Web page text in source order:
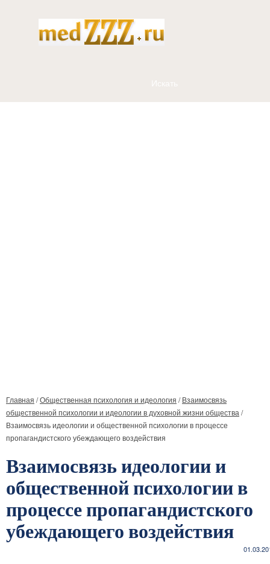
Главная /Общественная психология и идеология /Взаимосвязь
общественной психологии и идеологии в духовной жизни общества /
Взаимосвязь идеологии и общественной психологии в процессе
пропагандистского убеждающего воздействия
Взаимосвязь идеологии и
общественной психологии в
процессе пропагандистского
убеждающего воздействия